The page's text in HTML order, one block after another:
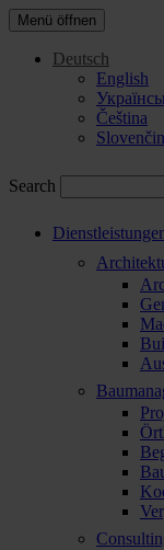
Menü öffnen
Deutsch
English
Čeština
Search